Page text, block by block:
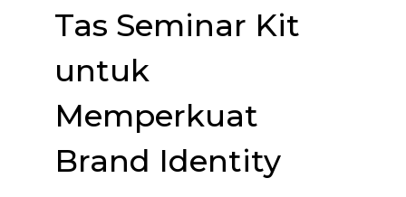
Tas Seminar Kit
untuk
Memperkuat
Brand Identity